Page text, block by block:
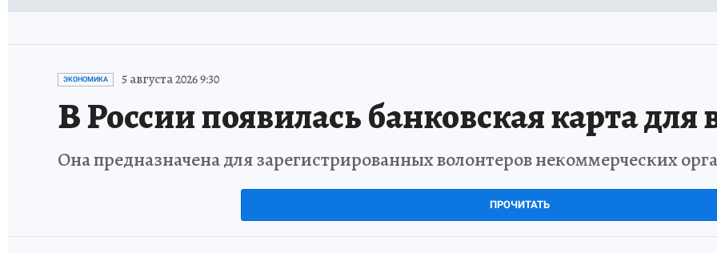
ЭКОНОМИКА 5 августа 2026 9:30
В России появилась банковская карта для
Она предназначена для зарегистрированных волонтеров некоммерческих
ПРОЧИТАТЬ